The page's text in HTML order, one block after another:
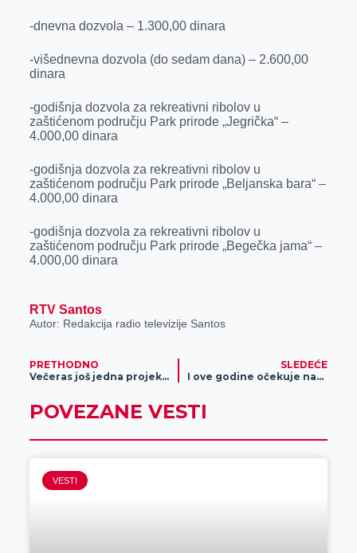
-dnevna dozvola – 1.300,00 dinara
-višednevna dozvola (do sedam dana) – 2.600,00
dinara
-godišnja dozvola za rekreativni ribolov u
zaštićenom području Park prirode „Jegrička“ –
4.000,00 dinara
-godišnja dozvola za rekreativni ribolov u
zaštićenom području Park prirode „Beljanska bara“ –
4.000,00 dinara
-godišnja dozvola za rekreativni ribolov u
zaštićenom području Park prirode „Begečka jama“ –
4.000,00 dinara
RTV Santos
Autor: Redakcija radio televizije Santos
PRETHODNO
Večeras još jedna projekcija u bioskopu Kulturnog centra Zrenjanina
SLEDEĆE
I ove godine očekuje nas tradicionalni festival čvaraka u Mužlji
POVEZANE VESTI
VESTI